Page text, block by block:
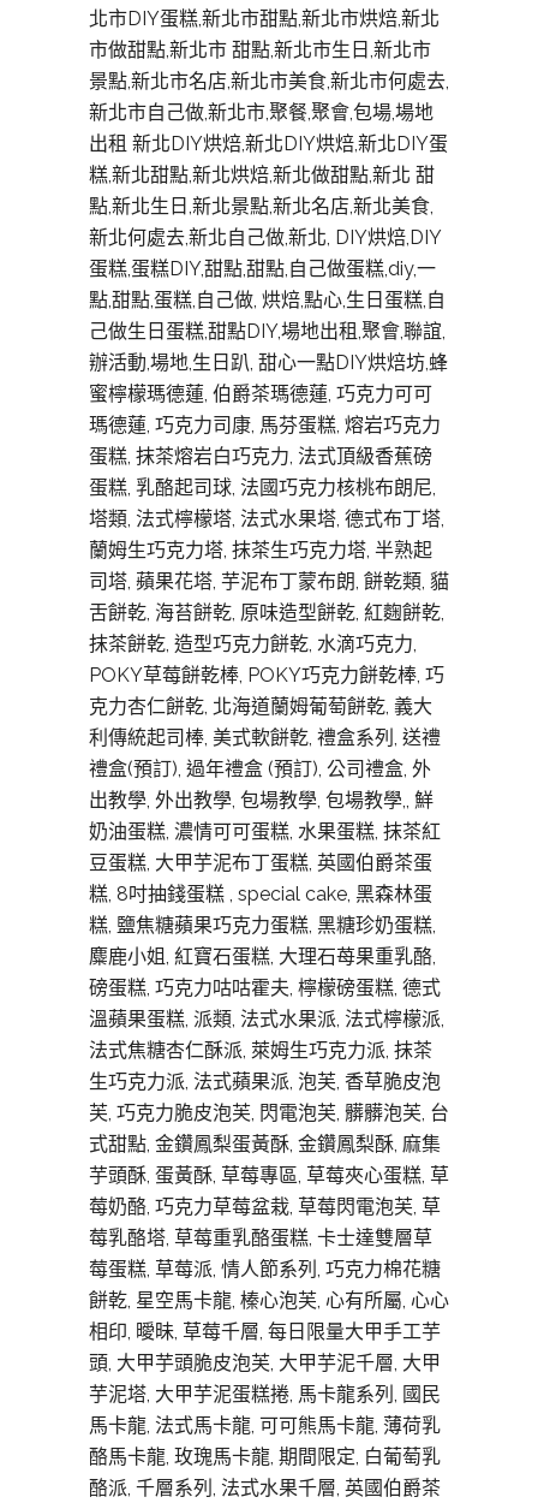
北市DIY蛋糕,新北市甜點,新北市烘焙,新北
市做甜點,新北市 甜點,新北市生日,新北市
景點,新北市名店,新北市美食,新北市何處去,
新北市自己做,新北市,聚餐,聚會,包場,場地
出租 新北DIY烘焙,新北DIY烘焙,新北DIY蛋
糕,新北甜點,新北烘焙,新北做甜點,新北 甜
點,新北生日,新北景點,新北名店,新北美食,
新北何處去,新北自己做,新北, DIY烘焙,DIY
蛋糕,蛋糕DIY,甜點,甜點,自己做蛋糕,diy,一
點,甜點,蛋糕,自己做, 烘焙,點心,生日蛋糕,自
己做生日蛋糕,甜點DIY,場地出租,聚會,聯誼,
辦活動,場地,生日趴, 甜心一點DIY烘焙坊,蜂
蜜檸檬瑪德蓮, 伯爵茶瑪德蓮, 巧克力可可
瑪德蓮, 巧克力司康, 馬芬蛋糕, 熔岩巧克力
蛋糕, 抹茶熔岩白巧克力, 法式頂級香蕉磅
蛋糕, 乳酪起司球, 法國巧克力核桃布朗尼,
塔類, 法式檸檬塔, 法式水果塔, 德式布丁塔,
蘭姆生巧克力塔, 抹茶生巧克力塔, 半熟起
司塔, 蘋果花塔, 芋泥布丁蒙布朗, 餅乾類, 貓
舌餅乾, 海苔餅乾, 原味造型餅乾, 紅麴餅乾,
抹茶餅乾, 造型巧克力餅乾, 水滴巧克力,
POKY草莓餅乾棒, POKY巧克力餅乾棒, 巧
克力杏仁餅乾, 北海道蘭姆葡萄餅乾, 義大
利傳統起司棒, 美式軟餅亁, 禮盒系列, 送禮
禮盒(預訂), 過年禮盒 (預訂), 公司禮盒, 外
出教學, 外出教學, 包場教學, 包場教學,, 鮮
奶油蛋糕, 濃情可可蛋糕, 水果蛋糕, 抹茶紅
豆蛋糕, 大甲芋泥布丁蛋糕, 英國伯爵茶蛋
糕, 8吋抽錢蛋糕 , special cake, 黑森林蛋
糕, 鹽焦糖蘋果巧克力蛋糕, 黑糖珍奶蛋糕,
麋鹿小姐, 紅寶石蛋糕, 大理石苺果重乳酪,
磅蛋糕, 巧克力咕咕霍夫, 檸檬磅蛋糕, 德式
溫蘋果蛋糕, 派類, 法式水果派, 法式檸檬派,
法式焦糖杏仁酥派, 萊姆生巧克力派, 抹茶
生巧克力派, 法式蘋果派, 泡芙, 香草脆皮泡
芙, 巧克力脆皮泡芙, 閃電泡芙, 髒髒泡芙, 台
式甜點, 金鑽鳳梨蛋黃酥, 金鑽鳳梨酥, 麻集
芋頭酥, 蛋黃酥, 草莓專區, 草莓夾心蛋糕, 草
莓奶酪, 巧克力草莓盆栽, 草莓閃電泡芙, 草
莓乳酪塔, 草莓重乳酪蛋糕, 卡士達雙層草
莓蛋糕, 草莓派, 情人節系列, 巧克力棉花糖
餅乾, 星空馬卡龍, 榛心泡芙, 心有所屬, 心心
相印, 曖昧, 草莓千層, 每日限量大甲手工芋
頭, 大甲芋頭脆皮泡芙, 大甲芋泥千層, 大甲
芋泥塔, 大甲芋泥蛋糕捲, 馬卡龍系列, 國民
馬卡龍, 法式馬卡龍, 可可熊馬卡龍, 薄荷乳
酪馬卡龍, 玫瑰馬卡龍, 期間限定, 白葡萄乳
酪派, 千層系列, 法式水果千層, 英國伯爵茶